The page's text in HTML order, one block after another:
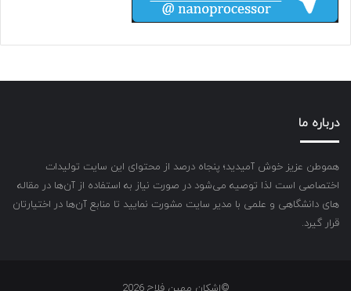
درباره ما
هموطن عزیز خوش آمیدید؛ پنجاه درصد از محتوای این سایت تولیدات
اختصاصی است لذا توصیه می‌شود در صورت نیاز به استفاده از آن‌ها در مقاله
های دانشگاهی و علمی با مدیر سایت مشورت نمایید تا منابع آن‌ها در اختیارتان
قرار گیرد.